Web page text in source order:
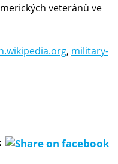
veteránů ve
, military-